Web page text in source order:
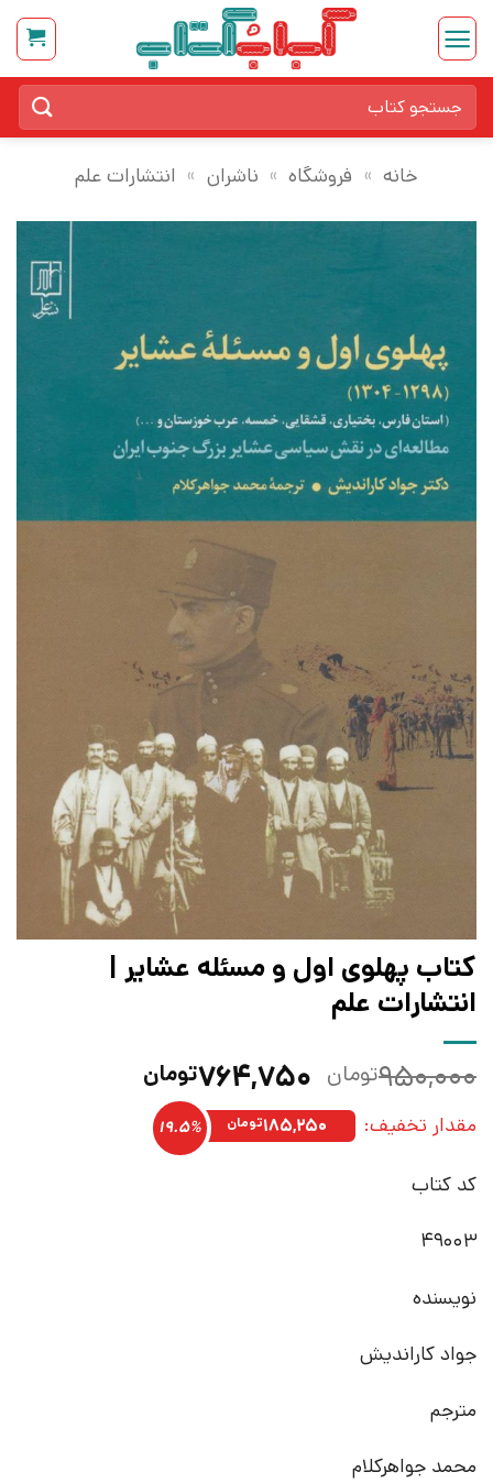
Skip
content
برای:
خانه » فروشگاه » ناشران » انتشارات علم
کتاب پهلوی اول و مسئله عشایر |
انتشارات علم
۹۵۰,۰۰۰تومان قیمت
اصلی:
۹۵۰,۰۰۰تومان
۷۶۴,۷۵۰تومان
مقدار تخفیف: ۱۸۵,۲۵۰تومان 19.5%
کد کتاب
49003
نویسنده
جواد کاراندیش
مترجم
محمد جواهرکلام